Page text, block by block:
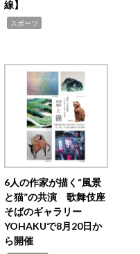
線】
スポーツ
6人の作家が描く“風景
と猫”の共演 歌舞伎座
そばのギャラリー
YOHAKUで8月20日か
ら開催